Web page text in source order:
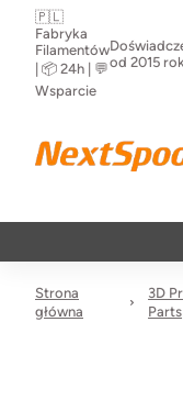
🇵🇱
Fabryka
Filamentów
| 📦 24h | 💬
Wsparcie
od 2015
Strona
główna
3D
Parts